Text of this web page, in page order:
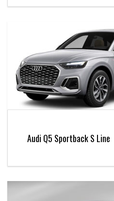
Audi Q5 Sportback S Line